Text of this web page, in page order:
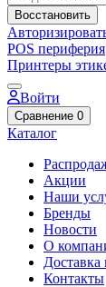
Восстановить
POS периферия
Принтеры
Войти
Сравнение 0
Каталог
Акции
Наши
Бренды
Новости
О
Доставка
Контакты